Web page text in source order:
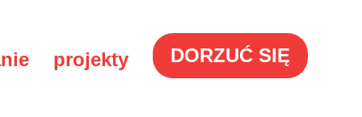
projekty DORZUĆ SIĘ